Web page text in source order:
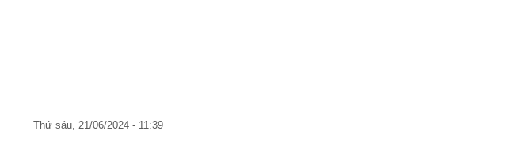
thứ sáu, 21/06/2024 - 11:39